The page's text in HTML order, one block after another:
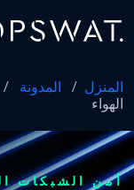
المنزل / المدونة /
الهواء
أمن الشبكات